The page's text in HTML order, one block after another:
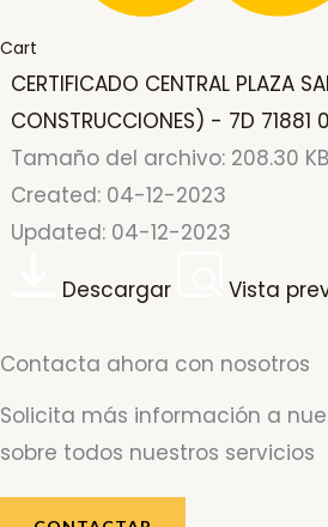
Cart
CERTIFICADO CENTRAL PLAZA
CONSTRUCCIONES) - 7D 71881
Tamaño del archivo: 208.30 KB
Created: 04-12-2023
Updated: 04-12-2023
Descargar
Vista
Contacta ahora con nosotros
Solicita más información a
sobre todos nuestros servicios